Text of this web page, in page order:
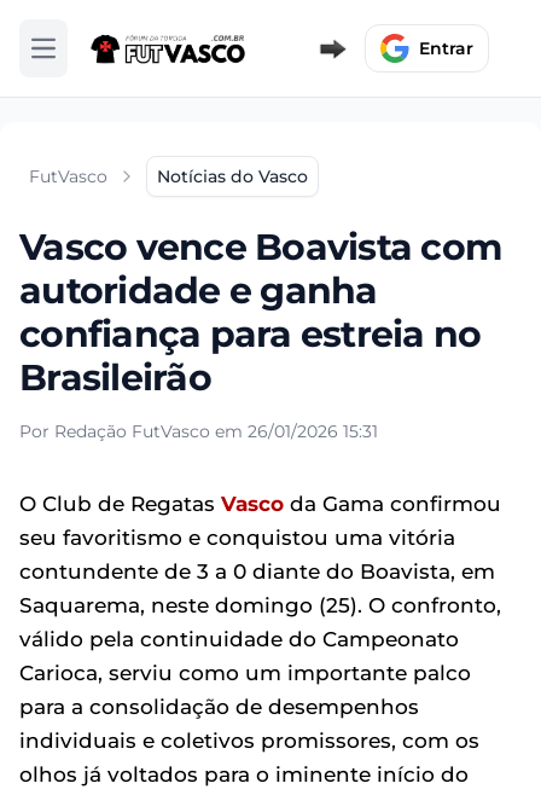
Abrir menu Entrar
FutVasco Notícias do Vasco
Vasco vence Boavista com
autoridade e ganha
confiança para estreia no
Brasileirão
Por Redação FutVasco em 26/01/2026 15:31
O Club de Regatas Vasco da Gama confirmou
seu favoritismo e conquistou uma vitória
contundente de 3 a 0 diante do Boavista, em
Saquarema, neste domingo (25). O confronto,
válido pela continuidade do Campeonato
Carioca, serviu como um importante palco
para a consolidação de desempenhos
individuais e coletivos promissores, com os
olhos já voltados para o iminente início do